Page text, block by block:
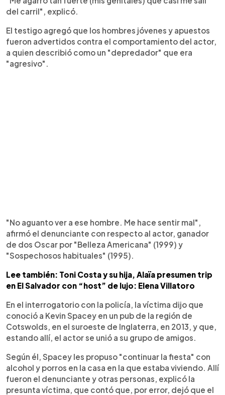
del carril", explicó.
El testigo agregó que los hombres jóvenes y apuestos
fueron advertidos contra el comportamiento del actor,
a quien describió como un "depredador" que era
"agresivo".
"No aguanto ver a ese hombre. Me hace sentir mal",
afirmó el denunciante con respecto al actor, ganador
de dos Oscar por "Belleza Americana" (1999) y
"Sospechosos habituales" (1995).
Lee también: Toni Costa y su hija, Alaïa presumen trip
en El Salvador con “host” de lujo: Elena Villatoro
En el interrogatorio con la policía, la víctima dijo que
conoció a Kevin Spacey en un pub de la región de
Cotswolds, en el suroeste de Inglaterra, en 2013, y que,
estando allí, el actor se unió a su grupo de amigos.
Según él, Spacey les propuso "continuar la fiesta" con
alcohol y porros en la casa en la que estaba viviendo. Allí
fueron el denunciante y otras personas, explicó la
presunta víctima, que contó que, por error, dejó que el